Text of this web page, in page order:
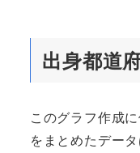
出身都道
このグラフ作成
をまとめたデー